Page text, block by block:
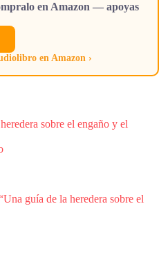
en Amazon — apoyas
en Amazon ›
sobre el engaño y el
guía de la heredera sobre el